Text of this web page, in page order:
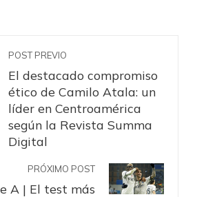
POST PREVIO
El destacado compromiso
ético de Camilo Atala: un
líder en Centroamérica
según la Revista Summa
Digital
PRÓXIMO POST
A | El test más